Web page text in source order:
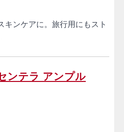
キンケアに。旅行用にもスト
ンテラ アンプル